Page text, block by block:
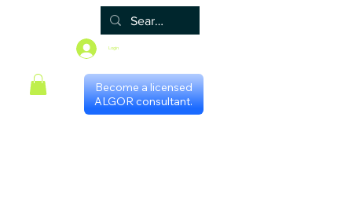
Login
Become a licensed
ALGOR consultant.